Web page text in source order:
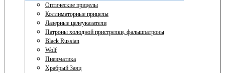
Оптические прицелы
Коллиматорные прицелы
Лазерные целеуказатели
Патроны холодной пристрелки, фальшпатроны
Black Russian
Wolf
Пневматика
Храбрый Заяц